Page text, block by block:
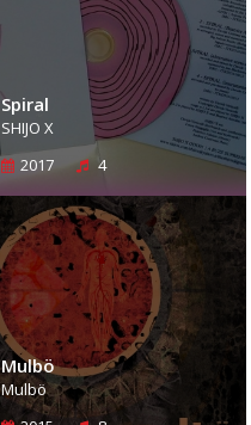
Spiral
SHIJO X
2017
4
Mulbö
Mulbö